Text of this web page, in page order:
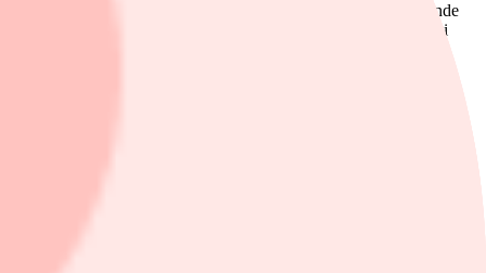
Med samma räknesätt är ebita kring 183 Mkr, motsvarande
ger ev/ebita 8,2x proforma, vilket sticker ut som mycket lågt i
både 2022 och 2023 svaga år så det är lite upp till bevis under
år 2021, 10 procent år 2022 och blott 1 procent under 2023.
två resultatmässigt svaga år i bagaget. Man skyller en del på